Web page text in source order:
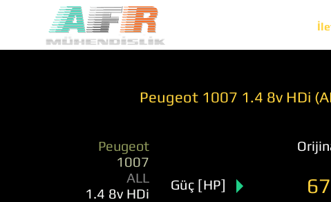
Peugeot 1007 1.4 8v HDi
Peugeot
1007
ALL
1.4 8v HDi
Güç [HP] 67